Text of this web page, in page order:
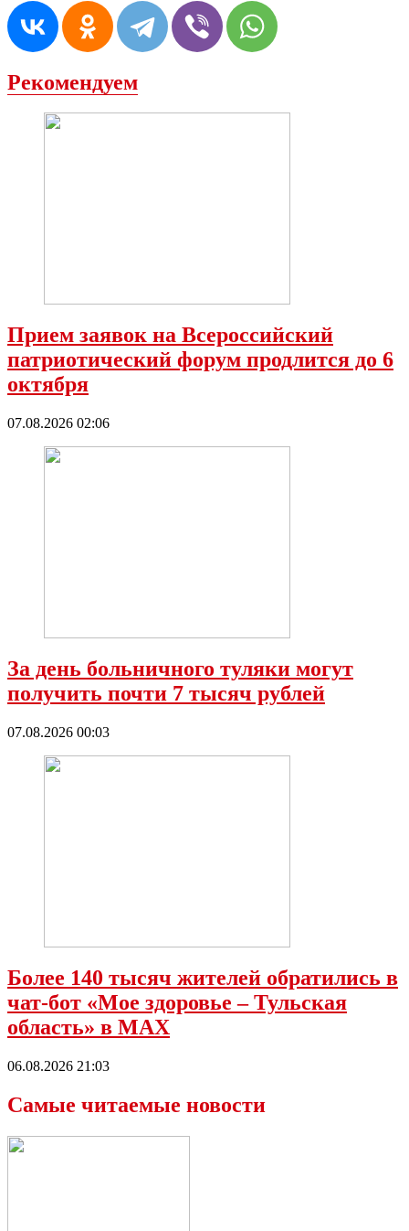
Рекомендуем
Прием заявок на Всероссийский
патриотический форум продлится до 6
октября
07.08.2026 02:06
За день больничного туляки могут
получить почти 7 тысяч рублей
07.08.2026 00:03
Более 140 тысяч жителей обратились в
чат-бот «Мое здоровье – Тульская
область» в МАХ
06.08.2026 21:03
Самые читаемые новости